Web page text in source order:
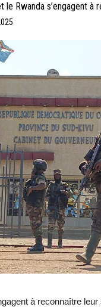
le Rwanda s’engagent
à reconnaître